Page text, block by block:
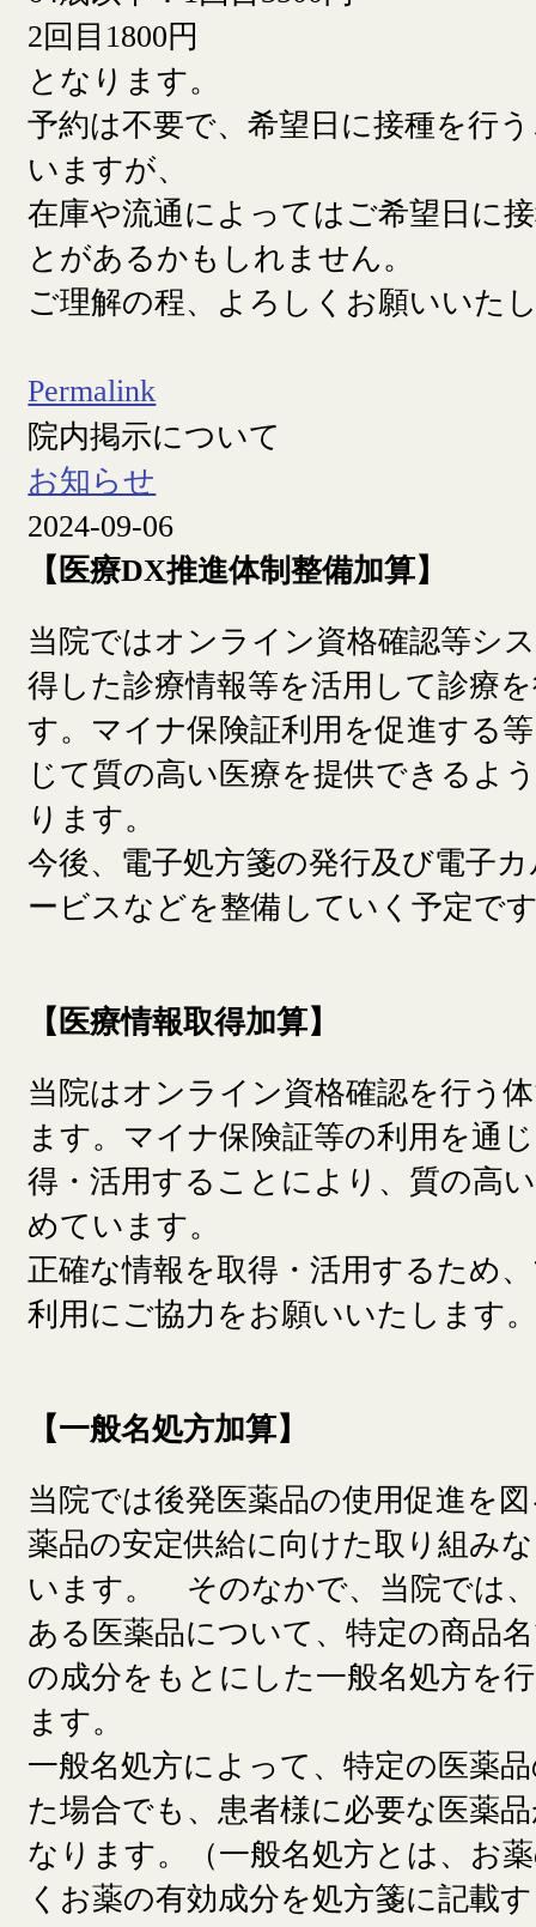
2回目1800円
となります。
予約は不要で、希望日に接種を行
いますが、
在庫や流通によってはご希望日に
とがあるかもしれません。
ご理解の程、よろしくお願いいた
Permalink
院内掲示について
お知らせ
2024-09-06
【医療DX推進体制整備加算】
当院ではオンライン資格確認等シ
得した診療情報等を活用して診療
す。マイナ保険証利用を促進する
じて質の高い医療を提供できるよ
ります。
今後、電子処方箋の発行及び電子
ービスなどを整備していく予定で
【医療情報取得加算】
当院はオンライン資格確認を行う
ます。マイナ保険証等の利用を通
得・活用することにより、質の高
めています。
正確な情報を取得・活用するため
利用にご協力をお願いいたします
【一般名処方加算】
当院では後発医薬品の使用促進を
薬品の安定供給に向けた取り組み
います。 そのなかで、当院では
ある医薬品について、特定の商品
の成分をもとにした一般名処方を
ます。
一般名処方によって、特定の医薬
た場合でも、患者様に必要な医薬
なります。（一般名処方とは、お
くお薬の有効成分を処方箋に記載